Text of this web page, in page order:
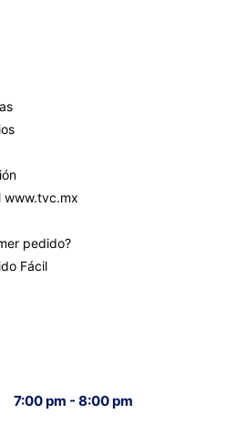
www.tvc.mx
pedido?
Fácil
7:00 pm - 8:00 pm